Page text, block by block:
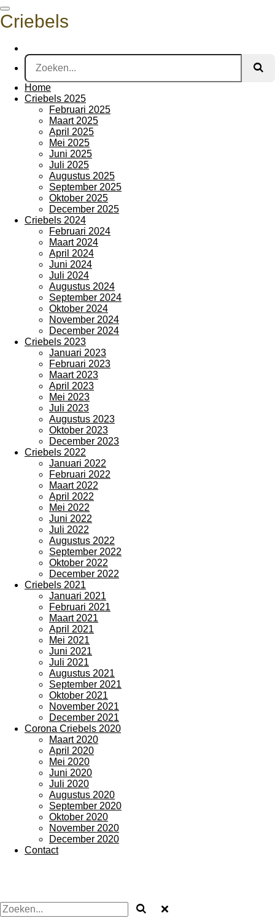
Ga
direct
hoofdinhoud
Criebels
Home
Criebels 2025
Februari 2025
Maart 2025
April 2025
Mei 2025
Juni 2025
Juli 2025
Augustus 2025
September 2025
Oktober 2025
December 2025
Criebels 2024
Februari 2024
Maart 2024
April 2024
Juni 2024
Juli 2024
Augustus 2024
September 2024
Oktober 2024
November 2024
December 2024
Criebels 2023
Januari 2023
Februari 2023
Maart 2023
April 2023
Mei 2023
Juli 2023
Augustus 2023
Oktober 2023
December 2023
Criebels 2022
Januari 2022
Februari 2022
Maart 2022
April 2022
Mei 2022
Juni 2022
Juli 2022
Augustus 2022
September 2022
Oktober 2022
December 2022
Criebels 2021
Januari 2021
Februari 2021
Maart 2021
April 2021
Mei 2021
Juni 2021
Juli 2021
Augustus 2021
September 2021
Oktober 2021
November 2021
December 2021
Corona Criebels 2020
Maart 2020
April 2020
Mei 2020
Juni 2020
Juli 2020
Augustus 2020
September 2020
Oktober 2020
November 2020
December 2020
Contact